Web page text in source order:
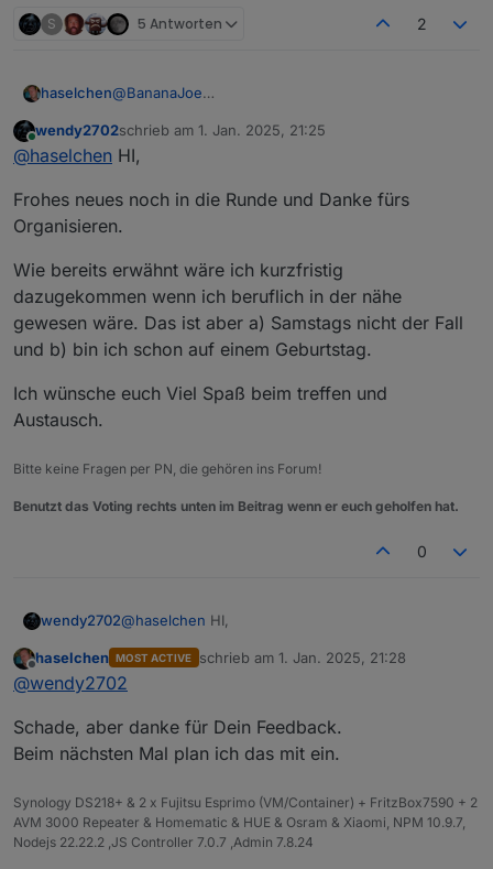
S 5 Antworten 2
haselchen@BananaJoe
@Samson71
@wendy2702
Soooo, im Neuen Jahr zur späten Stunde noch eine
Info.
https://www.thaers.de/
Wenn bei Euch auch Interesse besteht, einfach
Bescheid sagen. Ich kann mit Sicherheit noch Plätze
nachbuchen.
@Nordischerjung
@Shadowhunter23
Es kann natürlich immer was dazwischen kommen,
da wäre es nett, weils auf meinen Namen läuft,
Ich möchte auch beim ersten Treffen keine
Präsentation oder Vorträge machen oder sehen, ich
möchte, dass wir uns kennenlernen und einfach
Online
wendy2702schrieb am 1. Jan. 2025, 21:25
zuletzt editiert von
@haselchen HI,
Frohes neues noch in die Runde und Danke fürs
Organisieren.
Wie bereits erwähnt wäre ich kurzfristig
dazugekommen wenn ich beruflich in der nähe
gewesen wäre. Das ist aber a) Samstags nicht der Fall
und b) bin ich schon auf einem Geburtstag.
Ich wünsche euch Viel Spaß beim treffen und
Austausch.
Bitte keine Fragen per PN, die gehören ins Forum!
Benutzt das Voting rechts unten im Beitrag wenn er euch geholfen hat.
0
wendy2702@haselchen HI,
Frohes neues noch in die Runde und Danke fürs
Organisieren.
dazugekommen wenn ich beruflich in der nähe
gewesen wäre. Das ist aber a) Samstags nicht der
Fall und b) bin ich schon auf einem Geburtstag.
Ich wünsche euch Viel Spaß beim treffen und
Austausch.
Offline
haselchen MOST ACTIVE schrieb am 1. Jan. 2025, 21:28
zuletzt editiert von
@wendy2702
Schade, aber danke für Dein Feedback.
Beim nächsten Mal plan ich das mit ein.
Synology DS218+ & 2 x Fujitsu Esprimo (VM/Container) + FritzBox7590 + 2
AVM 3000 Repeater & Homematic & HUE & Osram & Xiaomi, NPM 10.9.7,
Nodejs 22.22.2 ,JS Controller 7.0.7 ,Admin 7.8.24